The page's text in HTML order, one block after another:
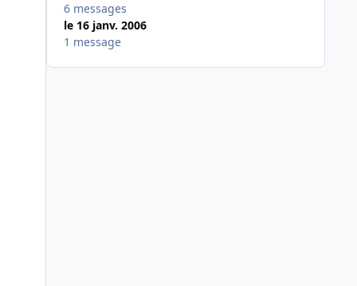
6 messages
le 16 janv. 2006
1 message